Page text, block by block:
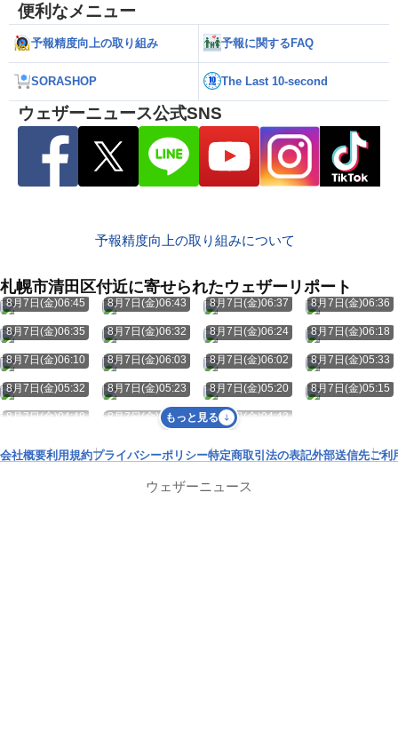
便利なメニュー
予報精度向上の取り組み 予報に関するFAQ
SORASHOP The Last 10-second
ウェザーニュース公式SNS
予報精度向上の取り組みについて
札幌市清田区付近に寄せられたウェザーリポート
8月7日(金)06:45 8月7日(金)06:43 8月7日(金)06:37 8月7日(金)06:36
8月7日(金)06:35 8月7日(金)06:32 8月7日(金)06:24 8月7日(金)06:18
8月7日(金)06:10 8月7日(金)06:03 8月7日(金)06:02 8月7日(金)05:33
8月7日(金)05:32 8月7日(金)05:23 8月7日(金)05:20 8月7日(金)05:15
8月7日(金)04:48 8月7日(金)04:45 8月7日(金)04:43
もっと見る
会社概要利用規約プライバシーポリシー特定商取引法の表記外部送信先ご利
ウェザーニュース